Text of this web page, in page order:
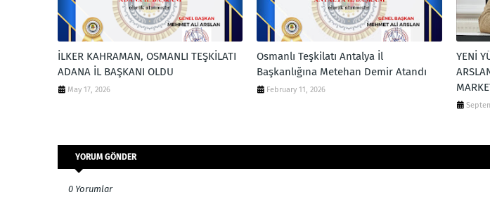
İLKER KAHRAMAN, OSMANLI TEŞKİLATI
ADANA İL BAŞKANI OLDU
May 17, 2026
Osmanlı Teşkilatı Antalya İl
Başkanlığına Metehan Demir Atandı
February 11, 2026
YENİ
YORUM GÖNDER
0 Yorumlar